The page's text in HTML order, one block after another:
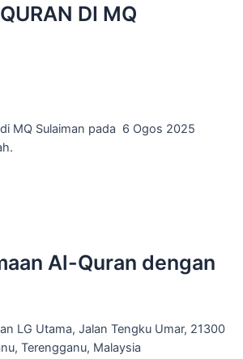
DI MQ
MQ Sulaiman pada 6 Ogos 2025
Al-Quran dengan
LG Utama, Jalan Tengku Umar, 21300
Terengganu, Malaysia